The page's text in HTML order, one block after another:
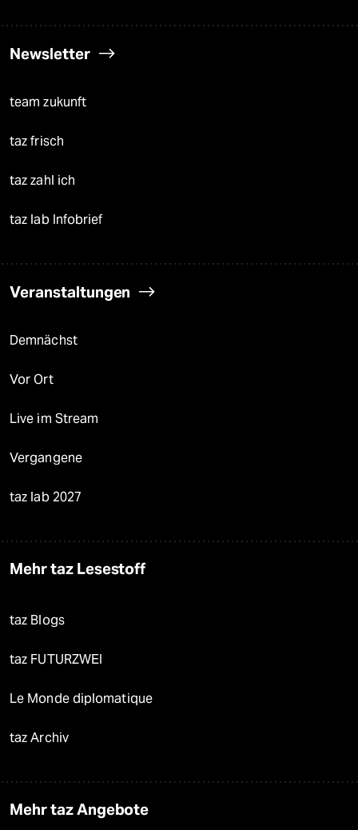
Newsletter
team zukunft
taz frisch
taz zahl ich
taz lab Infobrief
Veranstaltungen
Demnächst
Vor Ort
Live im Stream
Vergangene
taz lab 2027
Mehr taz Lesestoff
taz Blogs
taz FUTURZWEI
Le Monde diplomatique
taz Archiv
Mehr taz Angebote